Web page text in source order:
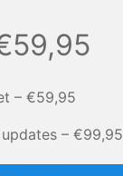
– €59,95
– €99,95